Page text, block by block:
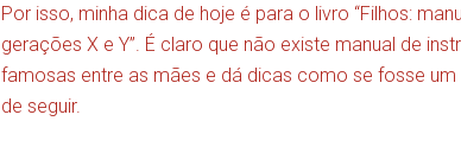
Por isso, minha dica de hoje é para o livro “Filhos:
gerações X e Y”. É claro que não existe manual de
famosas entre as mães e dá dicas como se fosse
de seguir.